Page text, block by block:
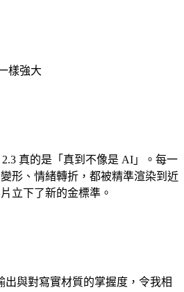
樣強大
真的是「真到不像是 AI」。每一
形、情緒轉折，都被精準渲染到近
立下了新的金標準。
出與對寫實材質的掌握度，令我相